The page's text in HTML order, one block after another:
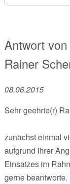
Antwort von
Rainer
08.06.2015
Sehr geehrte(r)
zunächst einmal
aufgrund Ihrer
Einsatzes im
gerne